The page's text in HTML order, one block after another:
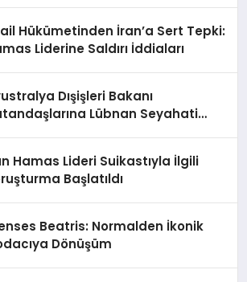
Hükümetinden İran’a Sert Tepki:
Liderine Saldırı İddiaları
Dışişleri Bakanı
Lübnan Seyahati
Hamas Lideri Suikastıyla İlgili
Başlatıldı
Beatris: Normalden İkonik
Dönüşüm